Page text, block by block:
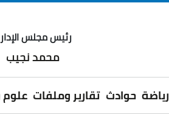
رئيس مجلس
محمد نجيب
رياضة حوادث تقارير وملفات علوم